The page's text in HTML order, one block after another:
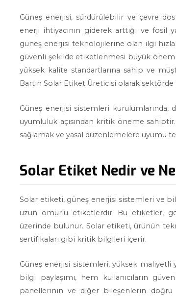
Güneş enerjisi, sürdürülebilir ve çevre
enerji ihtiyacının giderek arttığı ve
güneş enerjisi teknolojilerine olan ilgi
güvenli şekilde etiketlenmesi büyük önem
yüksek kalite standartlarına sahip ve
Bartın Solar Etiket Üreticisi olarak sektörde
Güneş enerjisi sistemleri
uyumluluk açısından kritik öneme
sağlamak ve yasal düzenlemelere uyumu
Solar Etiket Nedir ve
Solar etiketi, güneş enerjisi sistemleri ve
uzun ömürlü etiketlerdir. Bu etiketler,
üzerinde bulunur. Solar etiketi, ürünün
sertifikaları gibi kritik bilgileri içerir.
Güneş enerjisi sistemleri, yüksek
bilgi paylaşımı, hem kullanıcıların
panellerinin ve diğer bileşenlerin doğru